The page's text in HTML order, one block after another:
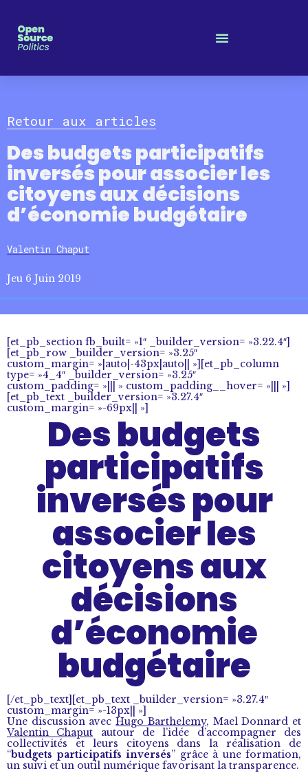
Retour aux articles
Des budgets participatifs
inversés pour associer les
citoyens aux décisions
d’économie budgétaire
Valentin Chaput
Jeu 6 Juin 2019
[et_pb_section fb_built= »1″ _builder_version= »3.22.4″]
[et_pb_row _builder_version= »3.25″
custom_margin= »|auto|-43px|auto|| »][et_pb_column
type= »4_4″ _builder_version= »3.25″
custom_padding= »||| » custom_padding__hover= »||| »]
[et_pb_text _builder_version= »3.27.4″
custom_margin= »-69px|| »]
Des budgets
participatifs
inversés pour
associer les
citoyens aux
décisions
d’économie
budgétaire
[/et_pb_text][et_pb_text _builder_version= »3.27.4″
custom_margin= »-13px|| »]
Une discussion avecHugo Barthelemy, Mael Donnard et
Valentin Chaput autour de l’idée d’accompagner des
collectivités et leurs citoyens dans la réalisation de
“budgets participatifs inversés” grâce à une formation,
un suivi et un outil numérique favorisant la transparence.